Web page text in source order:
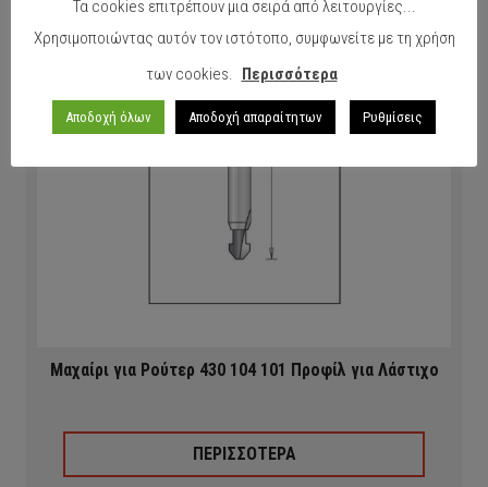
Μαχαίρι για Ρούτερ 430 104 101 Προφίλ για Λάστιχο
ΠΕΡΙΣΣΟΤΕΡΑ
Τα cookies επιτρέπουν μια σειρά από λειτουργίες...
Χρησιμοποιώντας αυτόν τον ιστότοπο, συμφωνείτε με τη χρήση
των cookies. Περισσότερα
Αποδοχή όλων Αποδοχή απαραίτητων Ρυθμίσεις